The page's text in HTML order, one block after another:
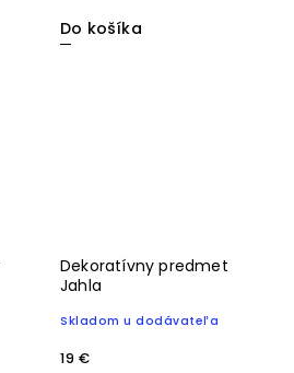
Do košíka
Dekoratívny predmet
Jahla
Skladom u dodávateľa
19 €